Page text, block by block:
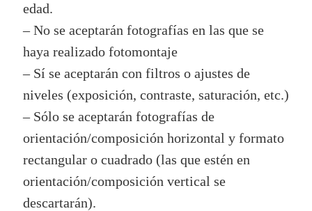
edad.
– No se aceptarán fotografías en las que se
haya realizado fotomontaje
– Sí se aceptarán con filtros o ajustes de
niveles (exposición, contraste, saturación, etc.)
– Sólo se aceptarán fotografías de
orientación/composición horizontal y formato
rectangular o cuadrado (las que estén en
orientación/composición vertical se
descartarán).